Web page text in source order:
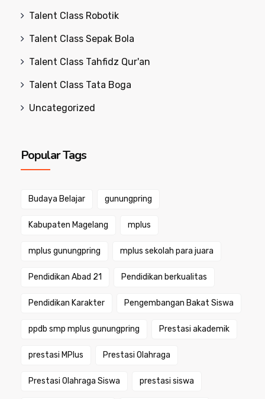
Talent Class Robotik
Talent Class Sepak Bola
Talent Class Tahfidz Qur'an
Talent Class Tata Boga
Uncategorized
Popular Tags
Budaya Belajar gunungpring
Kabupaten Magelang mplus
mplus gunungpring mplus sekolah para juara
Pendidikan Abad 21 Pendidikan berkualitas
Pendidikan Karakter Pengembangan Bakat Siswa
ppdb smp mplus gunungpring Prestasi akademik
prestasi MPlus Prestasi Olahraga
Prestasi Olahraga Siswa prestasi siswa